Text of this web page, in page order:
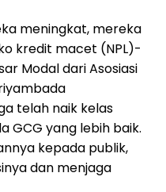
meningkat, mereka
kredit macet (NPL)-
Modal dari Asosiasi
telah naik kelas
GCG yang lebih baik.
kepada publik,
dan menjaga